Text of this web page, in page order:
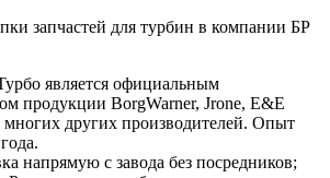
запчастей для турбин в компании БР
является официальным
продукции BorgWarner, Jrone, E&E
других производителей. Опыт
напрямую с завода без посредников;